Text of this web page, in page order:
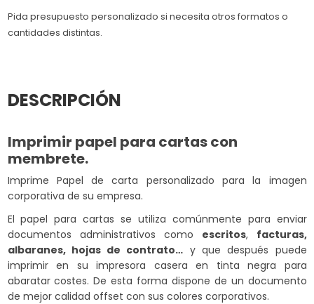
Pida presupuesto personalizado si necesita otros formatos o
cantidades distintas.
DESCRIPCIÓN
Imprimir papel para cartas con
membrete.
Imprime Papel de carta personalizado para la imagen
corporativa de su empresa.
El papel para cartas se utiliza comúnmente para enviar
documentos administrativos como escritos, facturas,
albaranes, hojas de contrato… y que después puede
imprimir en su impresora casera en tinta negra para
abaratar costes. De esta forma dispone de un documento
de mejor calidad offset con sus colores corporativos.